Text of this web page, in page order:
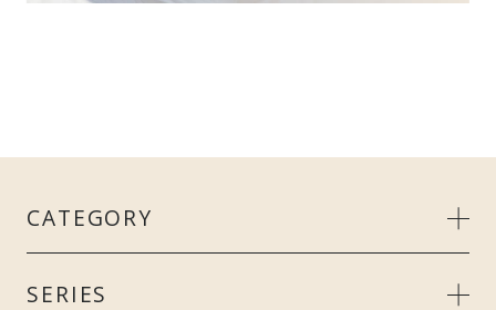
CATEGORY
MEN’S
SERIES